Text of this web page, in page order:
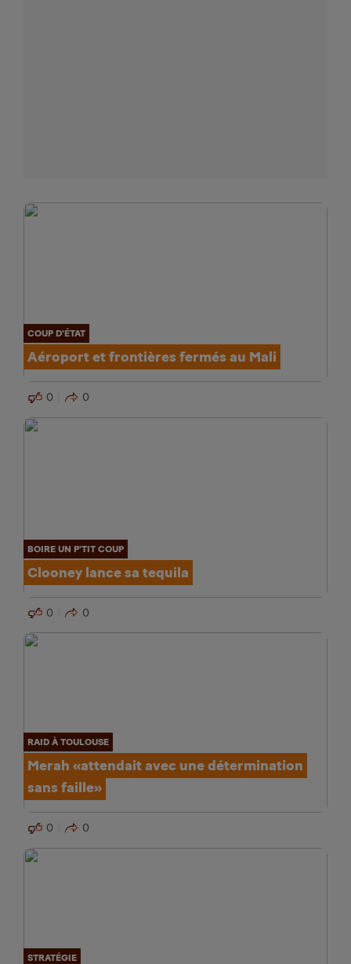
COUP D'ÉTAT
Aéroport et frontières fermés au Mali
0 0
BOIRE UN P'TIT COUP
Clooney lance sa tequila
0 0
RAID À TOULOUSE
Merah «attendait avec une détermination
sans faille»
0 0
STRATÉGIE